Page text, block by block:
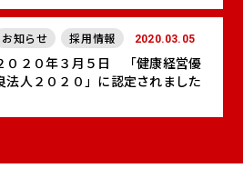
2020.03.05
お知らせ 採用情報
０２０年３月５日 「健康経営優
法人２０２０」に認定されました